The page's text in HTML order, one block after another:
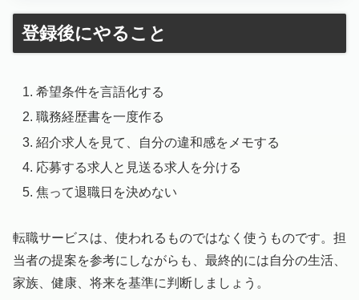
登録後にやること
希望条件を言語化する
職務経歴書を一度作る
紹介求人を見て、自分の違和感をメモする
応募する求人と見送る求人を分ける
焦って退職日を決めない
転職サービスは、使われるものではなく使うものです。担
当者の提案を参考にしながらも、最終的には自分の生活、
家族、健康、将来を基準に判断しましょう。